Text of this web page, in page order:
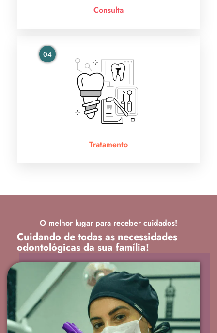
Consulta
04
Tratamento
O melhor lugar para receber cuidados!
Cuidando de todas as necessidades
odontológicas da sua família!